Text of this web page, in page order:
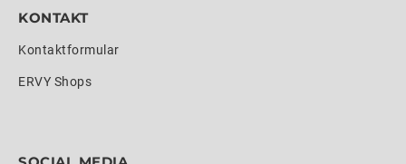
KONTAKT
Kontaktformular
ERVY Shops